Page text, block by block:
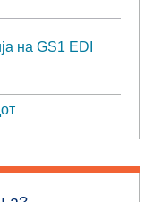
на GS1 EDI